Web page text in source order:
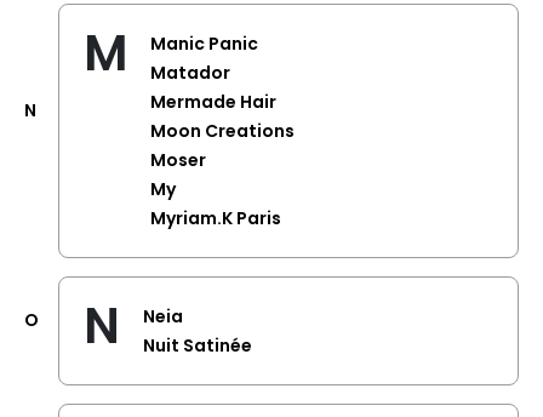
N
O
M
Manic Panic
Matador
Mermade Hair
Moon Creations
Moser
My
Myriam.K Paris
N
Neia
Nuit Satinée